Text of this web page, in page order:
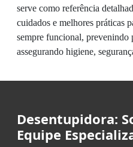
serve como referência
cuidados e melhores práticas
sempre funcional, prevenindo
assegurando higiene,
Desentupidora:
Equipe